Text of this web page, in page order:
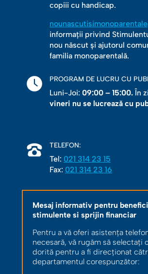
copiii cu handicap.
informații privind
nou născut și ajutorul
familia monoparentală.
PROGRAM DE LUCRU CU
Luni-Joi: 09:00 – 15:00.În
vineri nu se lucrează cu
TELEFON:
Tel: 021 314 23 15
Fax: 021 314 23 16
Mesaj informativ pentru
stimulente si sprijin financiar
Pentru a vă oferi asistența
necesară, vă rugăm să selectați
dorită pentru a fi direcționat
departamentul corespunzător: